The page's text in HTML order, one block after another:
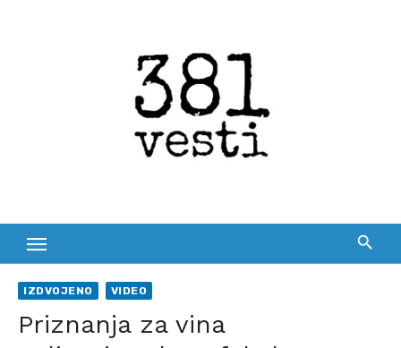
IZDVOJENO VIDEO
Priznanja za vina